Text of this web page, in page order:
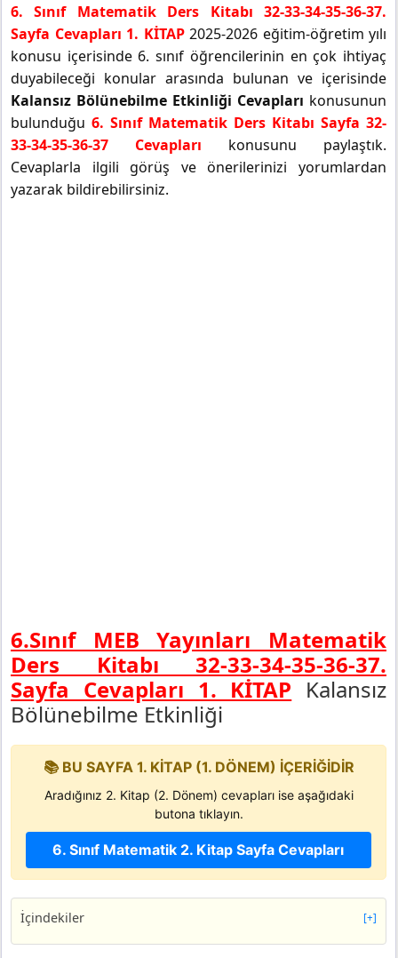
6. Sınıf Matematik Ders Kitabı 32-33-34-35-36-37.
Sayfa Cevapları 1. KİTAP2025-2026 eğitim-öğretim yılı
konusu içerisinde 6. sınıf öğrencilerinin en çok ihtiyaç
duyabileceği konular arasında bulunan ve içerisinde
Kalansız Bölünebilme Etkinliği Cevapları konusunun
bulunduğu 6. Sınıf Matematik Ders Kitabı Sayfa 32-
33-34-35-36-37 Cevapları konusunu paylaştık.
Cevaplarla ilgili görüş ve önerilerinizi yorumlardan
yazarak bildirebilirsiniz.
6.Sınıf MEB Yayınları Matematik
Ders Kitabı 32-33-34-35-36-37.
Sayfa Cevapları 1. KİTAP Kalansız
Bölünebilme Etkinliği
📚 BU SAYFA 1. KİTAP (1. DÖNEM) İÇERİĞİDİR
Aradığınız 2. Kitap (2. Dönem) cevapları ise aşağıdaki
butona tıklayın.
6. Sınıf Matematik 2. Kitap Sayfa Cevapları
İçindekiler [+]
6. Sınıf Matematik Ders Kitabı Sayfa 32 Cevapları MEB